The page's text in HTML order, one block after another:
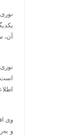
آن،
وی
و